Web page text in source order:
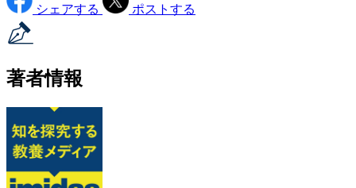
シェアする ポストする
著者情報